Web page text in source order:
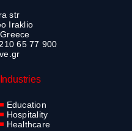
str
Iraklio
65 77 900
Industries
Education
Hospitality
Healthcare